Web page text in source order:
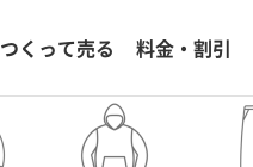
つくって売る 料金・割引